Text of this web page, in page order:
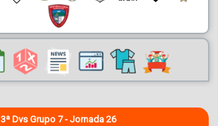
3ª Dvs Grupo 7 - Jornada 26